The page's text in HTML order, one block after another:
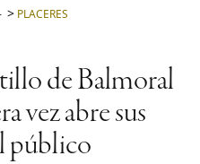
PLACERES
de Balmoral
vez abre sus
público